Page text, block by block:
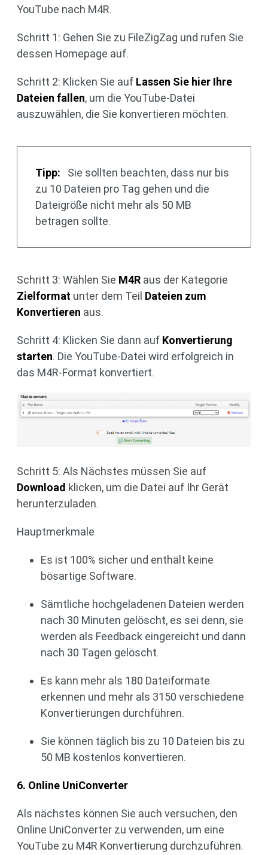
YouTube nach M4R.
Schritt 1: Gehen Sie zu FileZigZag und rufen Sie
dessen Homepage auf.
Schritt 2: Klicken Sie auf Lassen Sie hier Ihre
Dateien fallen, um die YouTube-Datei
auszuwählen, die Sie konvertieren möchten.
Tipp:
Sie sollten beachten, dass nur bis
zu 10 Dateien pro Tag gehen und die
Dateigröße nicht mehr als 50 MB
betragen sollte.
Schritt 3: Wählen Sie M4R aus der Kategorie
Zielformat unter dem Teil Dateien zum
Konvertieren aus.
Schritt 4: Klicken Sie dann auf Konvertierung
starten. Die YouTube-Datei wird erfolgreich in
das M4R-Format konvertiert.
Schritt 5: Als Nächstes müssen Sie auf
Download klicken, um die Datei auf Ihr Gerät
herunterzuladen.
Hauptmerkmale
Es ist 100% sicher und enthält keine
bösartige Software.
Sämtliche hochgeladenen Dateien werden
nach 30 Minuten gelöscht, es sei denn, sie
werden als Feedback eingereicht und dann
nach 30 Tagen gelöscht.
Es kann mehr als 180 Dateiformate
erkennen und mehr als 3150 verschiedene
Konvertierungen durchführen.
Sie können täglich bis zu 10 Dateien bis zu
50 MB kostenlos konvertieren.
6. Online UniConverter
Als nächstes können Sie auch versuchen, den
Online UniConverter zu verwenden, um eine
YouTube zu M4R Konvertierung durchzuführen.